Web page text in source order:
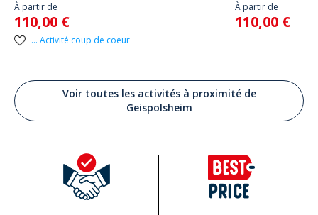
À partir de
110,00 €
... Activité coup de coeur
À partir de
110,00 €
Voir toutes les activités à proximité de
Geispolsheim